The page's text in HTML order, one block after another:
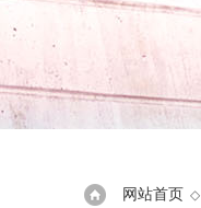
网站首页 ◇